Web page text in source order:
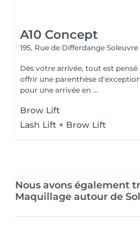
A10 Concept
195, Rue de Differdange
Dès votre arrivée, tout est
offrir une parenthèse d'exception : - Parking privé et
pour une arrivée en ...
Brow Lift
Lash Lift + Brow Lift
Nous avons également
Maquillage autour de